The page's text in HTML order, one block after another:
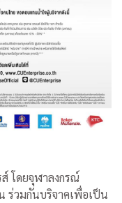
โดยจุฬาลงกรณ์
ร่วมกันบริจาคเพื่อเป็น